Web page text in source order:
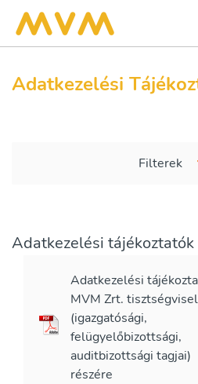
Adatkezelési
Filterek
Adatkezelési tájékoztatók
Adatkezelési
MVM Zrt.
(igazgatósági,
felügyelőbizottsági,
auditbizottsági tagjai)
részére